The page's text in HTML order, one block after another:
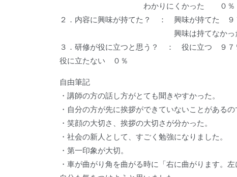
わかりにくかった ０％
２．内容に興味が持てた？ ： 興味が持て
興味は持てなかった
３．研修が役に立つと思う？ ： 役に立つ
役に立たない ０％
自由筆記
・講師の方の話し方がとても聞きやすかった。
・自分の方が先に挨拶ができていないことがあるの
・笑顔の大切さ、挨拶の大切さが分かった。
・社会の新人として、すごく勉強になりました。
・第一印象が大切。
・車が曲がり角を曲がる時に「右に曲がります。